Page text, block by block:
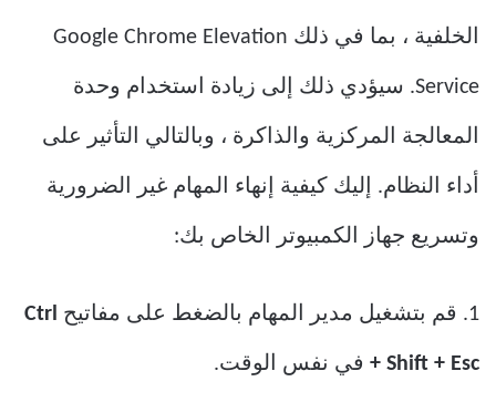
الخلفية ، بما في ذلك Google Chrome Elevation
Service. سيؤدي ذلك إلى زيادة استخدام وحدة
المعالجة المركزية والذاكرة ، وبالتالي التأثير على
أداء النظام. إليك كيفية إنهاء المهام غير الضرورية
وتسريع جهاز الكمبيوتر الخاص بك:
1. قم بتشغيل مدير المهام بالضغط على مفاتيح Ctrl
+ Shift + Esc في نفس الوقت.